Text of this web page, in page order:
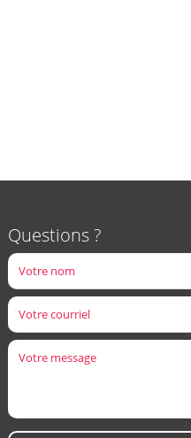
Questions ?